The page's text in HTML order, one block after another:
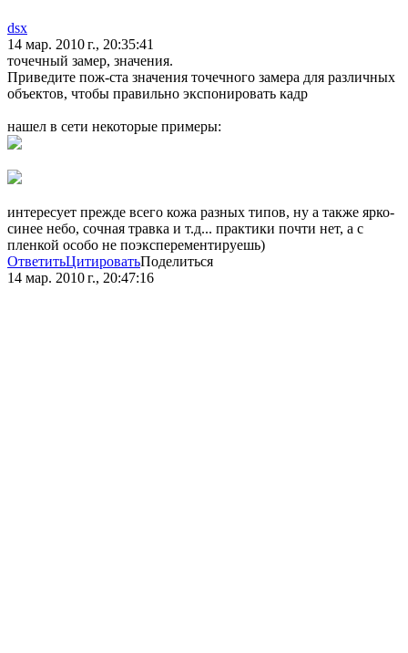
dsx
14 мар. 2010 г., 20:35:41
точечный замер, значения.
Приведите пож-ста значения точечного замера для различных
объектов, чтобы правильно экспонировать кадр
нашел в сети некоторые примеры:
интересует прежде всего кожа разных типов, ну а также ярко-
синее небо, сочная травка и т.д... практики почти нет, а с
пленкой особо не поэксперементируешь)
ОтветитьЦитироватьПоделиться
14 мар. 2010 г., 20:47:16